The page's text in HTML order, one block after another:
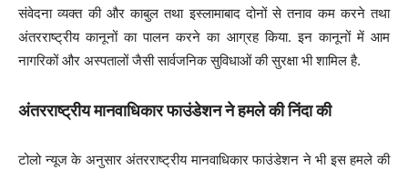
संवेदना व्यक्त की और काबुल तथा इस्लामाबाद दोनों से तनाव कम करने तथा
अंतरराष्ट्रीय कानूनों का पालन करने का आग्रह किया. इन कानूनों में आम
नागरिकों और अस्पतालों जैसी सार्वजनिक सुविधाओं की सुरक्षा भी शामिल है.
अंतरराष्ट्रीय मानवाधिकार फाउंडेशन ने हमले की निंदा की
टोलो न्यूज के अनुसार अंतरराष्ट्रीय मानवाधिकार फाउंडेशन ने भी इस हमले की